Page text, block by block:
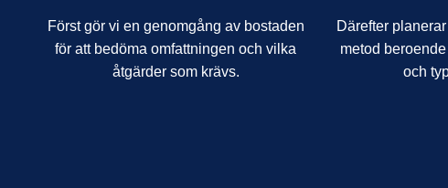
Först gör vi en genomgång av bostaden
för att bedöma omfattningen och vilka
åtgärder som krävs.
Därefter
metod
och